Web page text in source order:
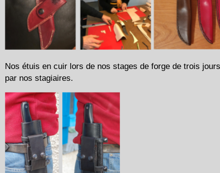
Nos étuis en cuir lors de nos stages de forge de trois
par nos stagiaires.